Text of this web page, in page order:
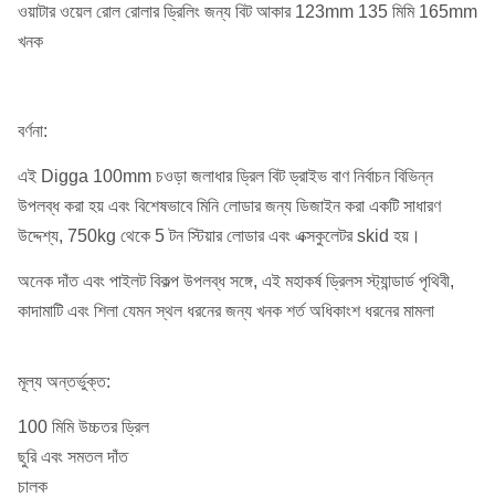
ওয়াটার ওয়েল রোল রোলার ড্রিলিং জন্য বিট আকার 123mm 135 মিমি 165mm
খনক
বর্ণনা:
এই Digga 100mm চওড়া জলাধার ড্রিল বিট ড্রাইভ বাণ নির্বাচন বিভিন্ন
উপলব্ধ করা হয় এবং বিশেষভাবে মিনি লোডার জন্য ডিজাইন করা একটি সাধারণ
উদ্দেশ্য, 750kg থেকে 5 টন স্টিয়ার লোডার এবং এক্সকুলেটর skid হয়।
অনেক দাঁত এবং পাইলট বিকল্প উপলব্ধ সঙ্গে, এই মহাকর্ষ ড্রিলস স্ট্যান্ডার্ড পৃথিবী,
কাদামাটি এবং শিলা যেমন স্থল ধরনের জন্য খনক শর্ত অধিকাংশ ধরনের মামলা
মূল্য অন্তর্ভুক্ত:
100 মিমি উচ্চতর ড্রিল
ছুরি এবং সমতল দাঁত
চালক